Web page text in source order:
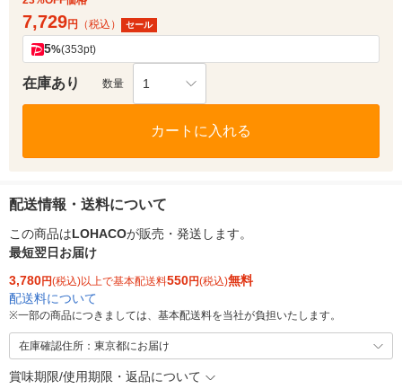
7,729円 （税込） セール
5%(353pt)
在庫あり 数量 1
カートに入れる
配送情報・送料について
この商品はLOHACOが販売・発送します。
最短翌日お届け
3,780円(税込)以上で基本配送料550円(税込)無料
配送料について
※一部の商品につきましては、基本配送料を当社が負担いたします。
在庫確認住所：東京都にお届け
賞味期限/使用期限・返品について